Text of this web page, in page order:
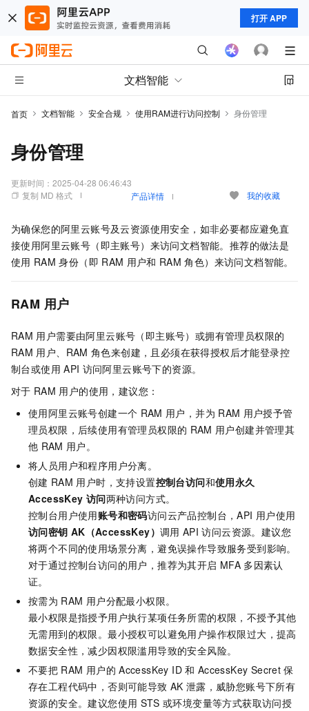
打开 APP
文档智能
首页 文档智能 安全合规 使用RAM进行访问控制 身份管理
身份管理
更新时间： 2025-04-28 06:46:43
复制 MD 格式
产品详情 我的收藏
为确保您的阿里云账号及云资源使用安全，如非必要都应避免直
接使用阿里云账号（即主账号）来访问文档智能。推荐的做法是
使用 RAM 身份（即 RAM 用户和 RAM 角色）来访问文档智能。
RAM 用户
RAM 用户需要由阿里云账号（即主账号）或拥有管理员权限的
RAM 用户、RAM 角色来创建，且必须在获得授权后才能登录控
制台或使用 API 访问阿里云账号下的资源。
对于 RAM 用户的使用，建议您：
使用阿里云账号创建一个 RAM 用户，并为 RAM 用户授予管
理员权限，后续使用有管理员权限的 RAM 用户创建并管理其
他 RAM 用户。
将人员用户和程序用户分离。
创建 RAM 用户时，支持设置控制台访问和使用永久
AccessKey 访问两种访问方式。
控制台用户使用账号和密码访问云产品控制台，API 用户使用
访问密钥 AK（AccessKey） 调用 API 访问云资源。建议您
将两个不同的使用场景分离，避免误操作导致服务受到影响。
对于通过控制台访问的用户，推荐为其开启 MFA 多因素认
证。
按需为 RAM 用户分配最小权限。
最小权限是指授予用户执行某项任务所需的权限，不授予其他
无需用到的权限。最小授权可以避免用户操作权限过大，提高
数据安全性，减少因权限滥用导致的安全风险。
不要把 RAM 用户的 AccessKey ID 和 AccessKey Secret 保
存在工程代码中，否则可能导致 AK 泄露，威胁您账号下所有
资源的安全。建议您使用 STS 或环境变量等方式获取访问授